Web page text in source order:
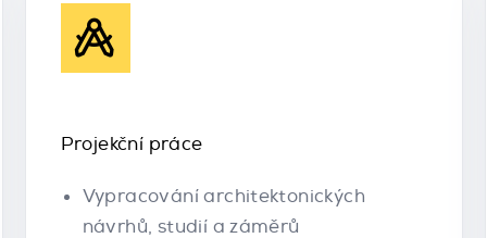
Projekční práce
Vypracování architektonických
návrhů, studií a záměrů